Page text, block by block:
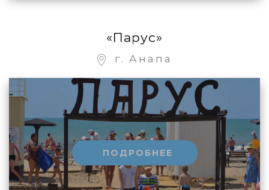
«Парус»
г. Анапа
ПОДРОБНЕЕ